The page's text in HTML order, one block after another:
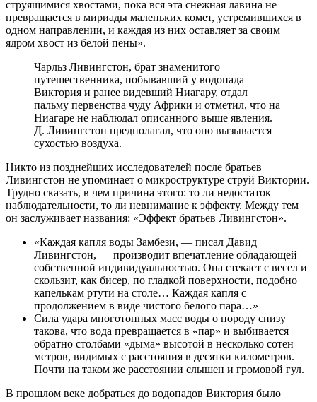
струящимися хвостами, пока вся эта снежная лавина не
превращается в мириады маленьких комет, устремившихся в
одном направлении, и каждая из них оставляет за своим
ядром хвост из белой пены».
Чарльз Ливингстон, брат знаменитого
путешественника, побывавший у водопада
Виктория и ранее видевший Ниагару, отдал
пальму первенства чуду Африки и отметил, что на
Ниагаре не наблюдал описанного выше явления.
Д. Ливингстон предполагал, что оно вызывается
сухостью воздуха.
Никто из позднейших исследователей после братьев
Ливингстон не упоминает о микроструктуре струй Виктории.
Трудно сказать, в чем причина этого: то ли недостаток
наблюдательности, то ли невнимание к эффекту. Между тем
он заслуживает названия: «Эффект братьев Ливингстон».
«Каждая капля воды Замбези, — писал Давид
Ливингстон, — производит впечатление обладающей
собственной индивидуальностью. Она стекает с весел и
скользит, как бисер, по гладкой поверхности, подобно
капелькам ртути на столе… Каждая капля с
продолжением в виде чистого белого пара…»
Сила удара многотонных масс воды о породу снизу
такова, что вода превращается в «пар» и выбивается
обратно столбами «дыма» высотой в несколько сотен
метров, видимых с расстояния в десятки километров.
Почти на таком же расстоянии слышен и громовой гул.
В прошлом веке добраться до водопадов Виктория было